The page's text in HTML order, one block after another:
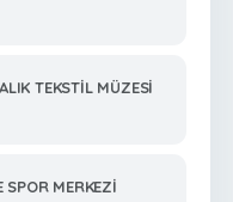
TEKSTİL MÜZESİ
MERKEZİ